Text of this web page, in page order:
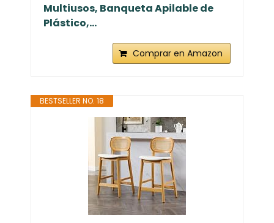
Multiusos, Banqueta Apilable de
Plástico,...
Comprar en Amazon
BESTSELLER NO. 18